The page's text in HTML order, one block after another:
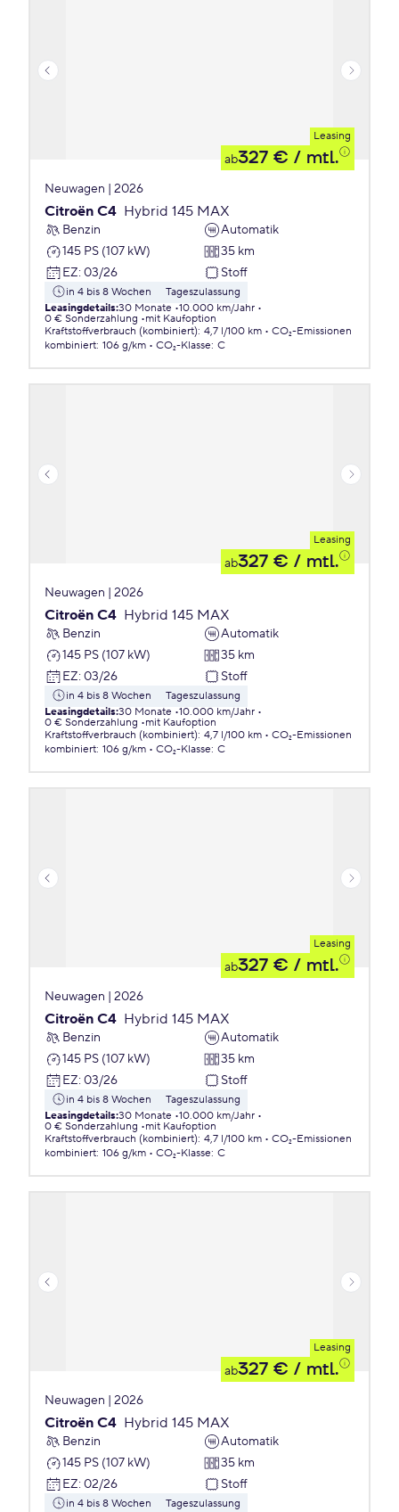
Leasing
ab327 € / mtl.
Neuwagen | 2026
Citroën C4 Hybrid 145 MAX
Benzin
Automatik
145 PS (107 kW)
35 km
EZ: 03/26 Stoff
in 4 bis 8 Wochen
Tageszulassung
Leasingdetails:30 Monate 10.000 km/Jahr
0 € Sonderzahlung
mit Kaufoption
Kraftstoffverbrauch (kombiniert): 4,7 l/100 km
CO₂-Emissionen
kombiniert: 106 g/km CO₂-Klasse: C
Leasing
ab327 € / mtl.
Neuwagen | 2026
Citroën C4 Hybrid 145 MAX
Benzin
Automatik
145 PS (107 kW)
35 km
EZ: 03/26 Stoff
in 4 bis 8 Wochen
Tageszulassung
Leasingdetails:30 Monate 10.000 km/Jahr
0 € Sonderzahlung
mit Kaufoption
Kraftstoffverbrauch (kombiniert): 4,7 l/100 km
CO₂-Emissionen
kombiniert: 106 g/km CO₂-Klasse: C
Leasing
ab327 € / mtl.
Neuwagen | 2026
Citroën C4 Hybrid 145 MAX
Benzin
Automatik
145 PS (107 kW)
35 km
EZ: 03/26 Stoff
in 4 bis 8 Wochen
Tageszulassung
Leasingdetails:30 Monate 10.000 km/Jahr
0 € Sonderzahlung
mit Kaufoption
Kraftstoffverbrauch (kombiniert): 4,7 l/100 km
CO₂-Emissionen
kombiniert: 106 g/km CO₂-Klasse: C
Leasing
ab327 € / mtl.
Neuwagen | 2026
Citroën C4 Hybrid 145 MAX
Benzin
Automatik
145 PS (107 kW)
35 km
EZ: 02/26 Stoff
in 4 bis 8 Wochen
Tageszulassung